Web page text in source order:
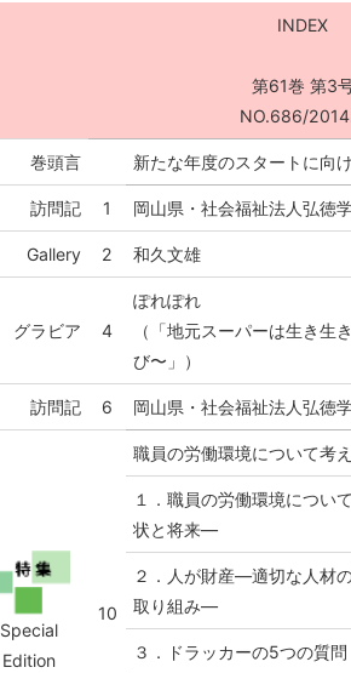
INDEX
第61巻 第3
NO.686/
巻頭言 新たな年度のスタートに向
訪問記 1 岡山県・社会福祉法人弘徳
Gallery 2 和久文雄
グラビア 4
ぽれぽれ
（「地元スーパーは生き生
び〜」）
訪問記 6 岡山県・社会福祉法人弘徳
Special
Edition
10
職員の労働環境について
１．職員の労働環境につい
状と将来―
２．人が財産―適切な人材
取り組み―
３．ドラッカーの5つの質問